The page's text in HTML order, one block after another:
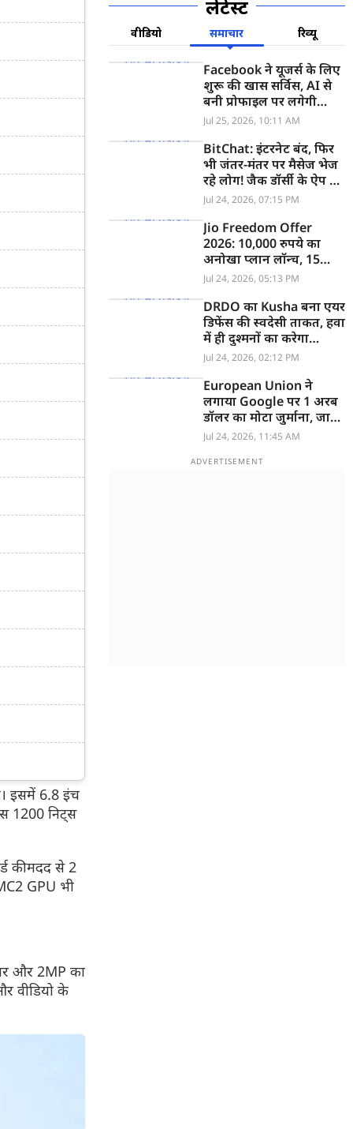
इसमें 6.8 इंच
1200 निट्स
की मदद से 2
GPU भी
और 2MP का
वीडियो के
लेटेस्ट
वीडियो समाचार रिव्यू
Facebook ने यूजर्स के लिए
शुरू की खास सर्विस, AI से
बनी प्रोफाइल पर लगेगी
लगाम
Jul 25, 2026, 10:11 AM
BitChat: इंटरनेट बंद, फिर
भी जंतर-मंतर पर मैसेज भेज
रहे लोग! जैक डॉर्सी के ऐप पर
भारत सरकार लगाएगी Ban?
Jul 24, 2026, 07:15 PM
Jio Freedom Offer
2026: 10,000 रुपये का
अनोखा प्लान लॉन्च, 15
महीने की वैलिडिटी के साथ
Jul 24, 2026, 05:13 PM
DRDO का Kusha बना एयर
डिफेंस की स्वदेसी ताकत, हवा
में ही दुश्मनों का करेगा
खात्मा, टेस्टिंग रही सफल
Jul 24, 2026, 02:12 PM
European Union ने
लगाया Google पर 1 अरब
डॉलर का मोटा जुर्माना, जानें
वजह
Jul 24, 2026, 11:45 AM